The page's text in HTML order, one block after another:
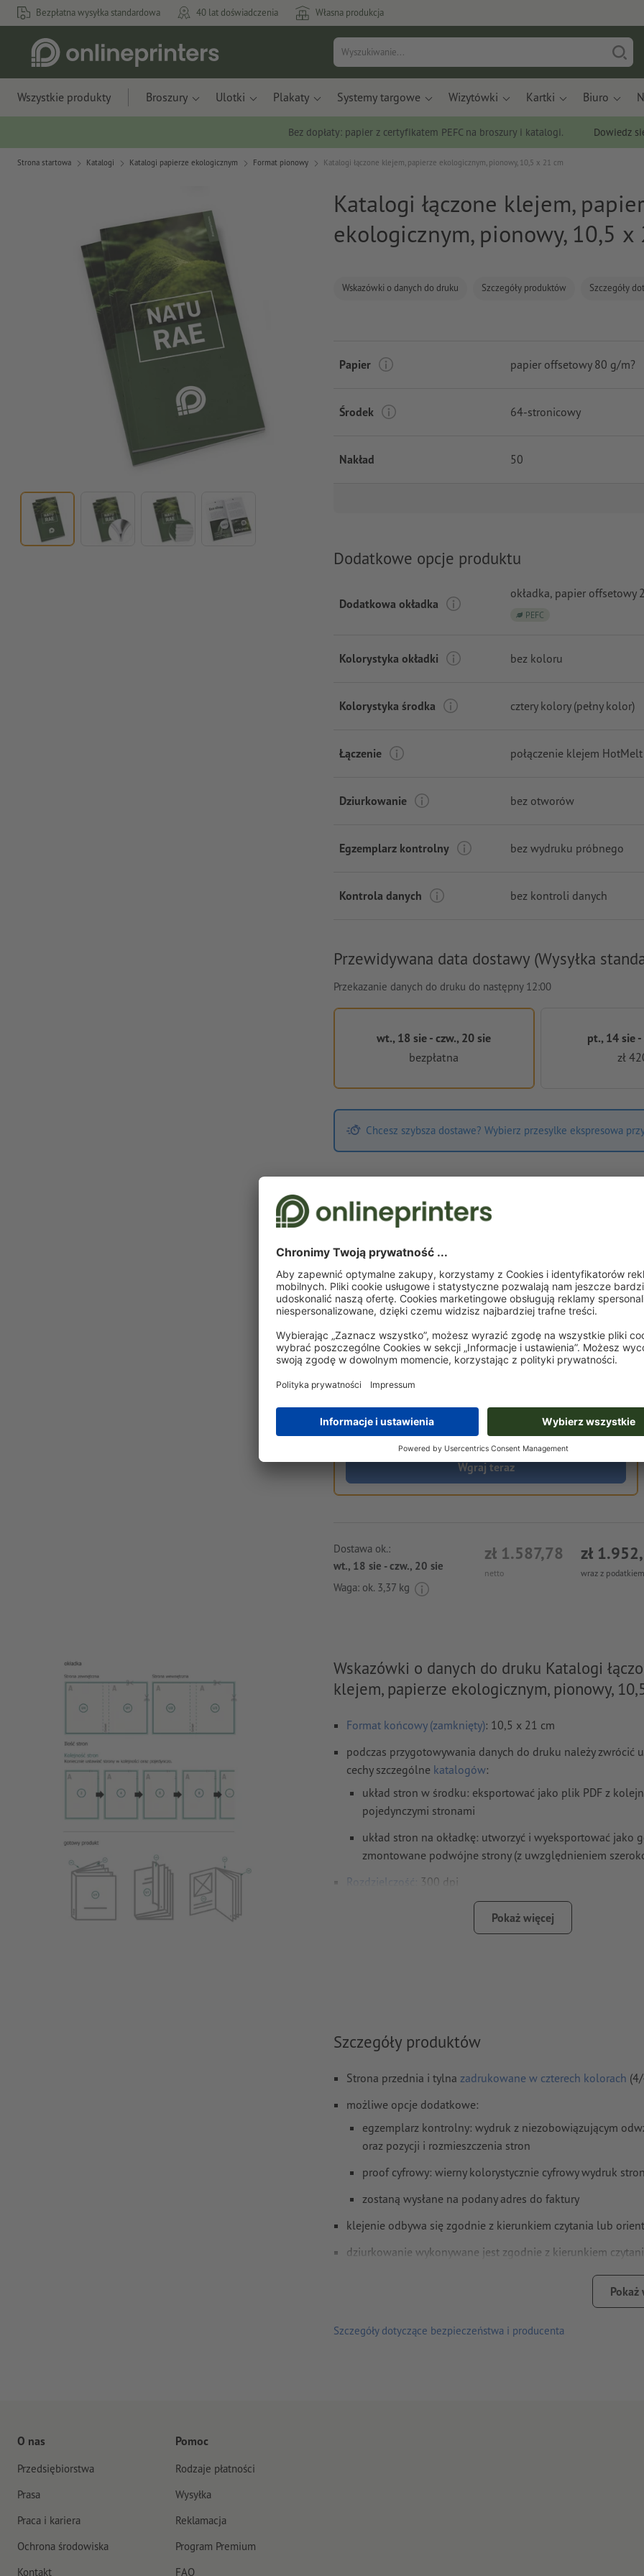
Bezpłatna wysyłka standardowa 40 lat doświadczenia Własna produkcja
Wszystkie produkty Broszury Ulotki Plakaty Systemy targowe Wizytówki Kartki Biuro
Bez dopłaty: papier z certyfikatem PEFC na broszury i katalogi. Dowiedz
Strona startowa Katalogi Katalogi papierze ekologicznym Format pionowy Katalogi łączone klejem, papierze ekologicznym, pionowy, 10,5 x 21 cm
Katalogi łączone klejem,
ekologicznym, pionowy, 10,5 x
Wskazówki o danych do druku Szczegóły produktów Szczegóły
Papier papier offsetowy 80 g/m?
Środek 64-stronicowy
Nakład 50
Dodatkowe opcje produktu
Dodatkowa okładka
okładka, papier offsetowy
PEFC
Kolorystyka okładki bez koloru
Kolorystyka środka cztery kolory (pełny kolor)
Łączenie połączenie klejem HotMelt
Dziurkowanie bez otworów
Egzemplarz kontrolny bez wydruku próbnego
Kontrola danych bez kontroli danych
Przewidywana data dostawy (Wysyłka
Przekazanie danych do druku do następny 12:00
wt., 18 sie - czw., 20 sie
bezpłatna
pt., 14 sie
zł
Chcesz szybsza dostawe? Wybierz przesylke ekspresowa
Dane do druku
W odniesieniu do przetwarzania danych do druku zastosowanie ma
Własny plik do druku
Możesz przesłać dane do druku przed lub po dokonaniu
Wgraj teraz
netto
zł 1.587,78
wraz z
zł
Dostawa ok.:
wt., 18 sie - czw., 20 sie
Waga: ok. 3,37 kg
Wskazówki o danych do druku Katalogi
klejem, papierze ekologicznym, pionowy,
Format końcowy (zamknięty): 10,5 x 21 cm
podczas przygotowywania danych do druku należy zwrócić
cechy szczególne katalogów:
układ stron w środku: eksportować jako plik PDF z
pojedynczymi stronami
układ stron na okładkę: utworzyć i wyeksportować jako
zmontowane podwójne strony (z uwzględnieniem
Rozdzielczość: 300 dpi
Na całym obwodzie ustaw 2 mm
, ważne informacje w
najmniej 5 mm od formatu końcowego
Ustawienia nadrukowanianie są przez nas sprawdzane
Komentarzezostaną usunięte i niewydrukowane
Zawartość pól formularzyzostanie wydrukowana
Grubość grzbietu: 4 mm
Jak poprawnie utworzyć dane do druku?
Pokaż więcej
Szczegóły produktów
Strona przednia i tylna zadrukowane w czterech kolorach
możliwe opcje dodatkowe:
egzemplarz kontrolny: wydruk z niezobowiązującym
oraz pozycji i rozmieszczenia stron
proof cyfrowy: wierny kolorystycznie cyfrowy wydruk
zostaną wysłane na podany adres do faktury
klejenie odbywa się zgodnie z kierunkiem czytania lub
dziurkowanie wykonywane jest zgodnie z kierunkiem
Opcjonalne dziurkowanie jest wykonywane
Produkty poligraficzne na papierze z recyklingu są
Pokaż
Szczegóły dotyczące bezpieczeństwa i producenta
O nas
Przedsiębiorstwa
Prasa
Praca i kariera
Ochrona środowiska
Kontakt
Pomoc
Rodzaje płatności
Wysyłka
Reklamacja
Program Premium
FAQ